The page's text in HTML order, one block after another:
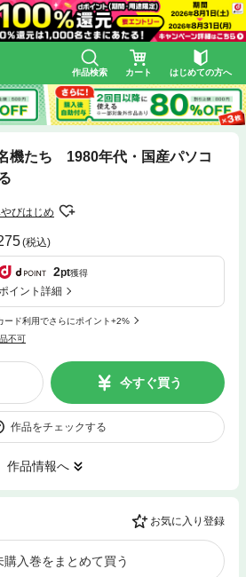
作品検索 カート はじめての方へ
機たち 1980年代・国産パソコ
びはじめ
(税込)
2pt獲得
イント詳細
ード利用でさらにポイント+2%
不可
今すぐ買う
作品をチェックする
作品情報へ
お気に入り登録
購入巻をまとめて買う